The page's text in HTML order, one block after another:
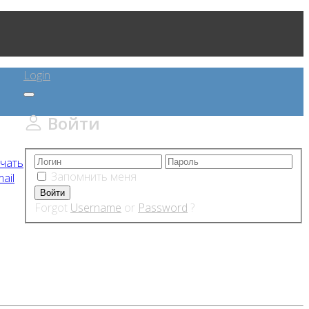
Login
Войти
Запомнить меня
Forgot Username or Password ?